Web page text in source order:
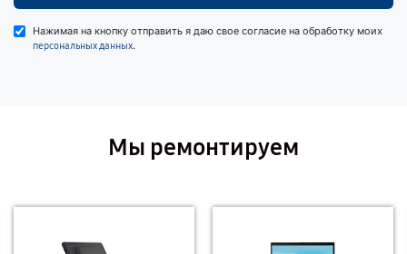
Нажимая на кнопку отправить я даю свое согласие на обработку моих
персональных данных.
Мы ремонтируем